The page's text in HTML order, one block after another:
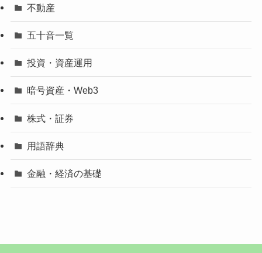
不動産
五十音一覧
投資・資産運用
暗号資産・Web3
株式・証券
用語辞典
金融・経済の基礎